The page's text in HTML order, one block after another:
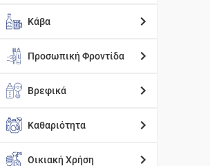
Κάβα
Προσωπική Φροντίδα
Βρεφικά
Καθαριότητα
Οικιακή Χρήση